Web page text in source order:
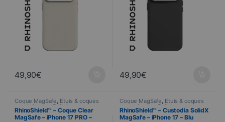
49,90€ 49,90€
Coque MagSafe, Étuis & coques
smartphones, Cellulare
RhinoShield,Telefonia
RhinoShield™ – Coque Clear
MagSafe – iPhone 17 PRO –
Coque MagSafe, Étuis & coques
smartphones, Cellulare
RhinoShield,Telefonia
RhinoShield™ – Custodia SolidX
MagSafe – iPhone 17 – Blu